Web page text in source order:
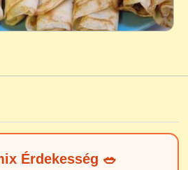
Érdekesség 🥗